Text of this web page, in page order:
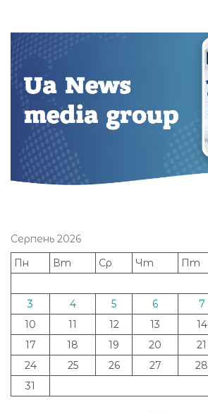
Серпень 2026
Пн
Вт Ср Чт Пт
3
4 5 6 7
10
11 12 13 14
17
18 19 20 21
24
25 26 27 28
31